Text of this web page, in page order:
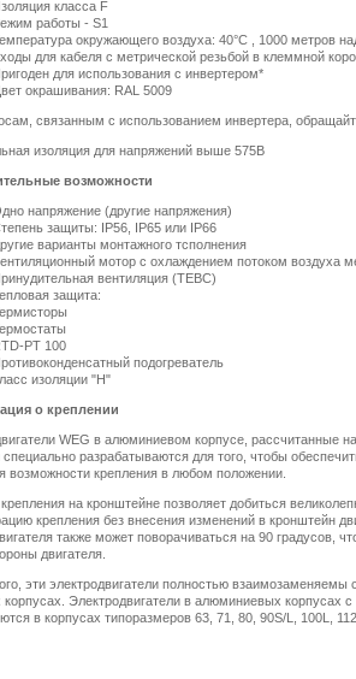
класса F
работы - S1
окружающего воздуха: 40°C 1000 метров
для кабеля с метрической резьбой в клеммной
для использования с инвертером*
окрашивания: RAL 5009
связанным с использованием инвертера,
изоляция для напряжений выше 575В
возможности
напряжение (другие напряжения)
защиты: IP56, IP65 или IP66
варианты монтажного тсполнения
мотор с охлаждением потоком воздуха
вентиляция (TEBC)
защита:
PT 100
подогреватель
изоляции "Н"
о креплении
WEG в алюминиевом корпусе, рассчитанные
разрабатываются для того, чтобы
возможности крепления в любом положении.
на кронштейне позволяет добиться
крепления без внесения изменений в кронштейн
также может поворачиваться на 90 градусов,
двигателя.
эти электродвигатели полностью
корпусах. Электродвигатели в алюминиевых корпусах
в корпусах типоразмеров 63, 71, 80, 90S/L, 100L,